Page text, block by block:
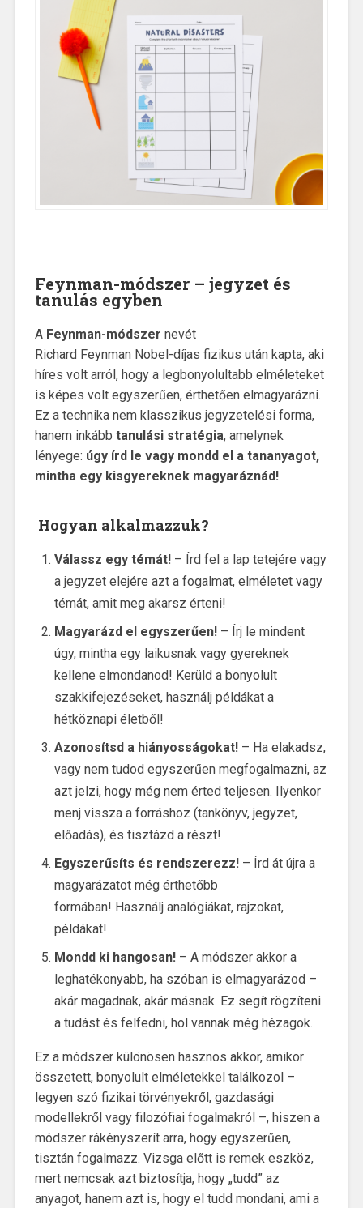
Feynman-módszer – jegyzet és
tanulás egyben
A Feynman-módszer nevét
Richard Feynman Nobel-díjas fizikus után kapta, aki
híres volt arról, hogy a legbonyolultabb elméleteket
is képes volt egyszerűen, érthetően elmagyarázni.
Ez a technika nem klasszikus jegyzetelési forma,
hanem inkább tanulási stratégia, amelynek
lényege: úgy írd le vagy mondd el a tananyagot,
mintha egy kisgyereknek magyaráznád!
Hogyan alkalmazzuk?
Válassz egy témát! – Írd fel a lap tetejére vagy
a jegyzet elejére azt a fogalmat, elméletet vagy
témát, amit meg akarsz érteni!
Magyarázd el egyszerűen! – Írj le mindent
úgy, mintha egy laikusnak vagy gyereknek
kellene elmondanod! Kerüld a bonyolult
szakkifejezéseket, használj példákat a
hétköznapi életből!
Azonosítsd a hiányosságokat! – Ha elakadsz,
vagy nem tudod egyszerűen megfogalmazni, az
azt jelzi, hogy még nem érted teljesen. Ilyenkor
menj vissza a forráshoz (tankönyv, jegyzet,
előadás), és tisztázd a részt!
Egyszerűsíts és rendszerezz! – Írd át újra a
magyarázatot még érthetőbb
formában! Használj analógiákat, rajzokat,
példákat!
Mondd ki hangosan! – A módszer akkor a
leghatékonyabb, ha szóban is elmagyarázod –
akár magadnak, akár másnak. Ez segít rögzíteni
a tudást és felfedni, hol vannak még hézagok.
Ez a módszer különösen hasznos akkor, amikor
összetett, bonyolult elméletekkel találkozol –
legyen szó fizikai törvényekről, gazdasági
modellekről vagy filozófiai fogalmakról –, hiszen a
módszer rákényszerít arra, hogy egyszerűen,
tisztán fogalmazz. Vizsga előtt is remek eszköz,
mert nemcsak azt biztosítja, hogy „tudd” az
anyagot, hanem azt is, hogy el tudd mondani, ami a